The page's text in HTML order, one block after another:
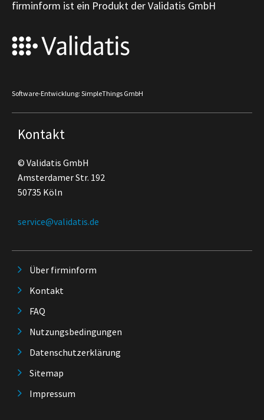
firminform ist ein Produkt der Validatis GmbH
Software-Entwicklung: SimpleThings GmbH
Kontakt
© Validatis GmbH
Amsterdamer Str. 192
50735 Köln
service@validatis.de
Über firminform
Kontakt
FAQ
Nutzungsbedingungen
Datenschutzerklärung
Sitemap
Impressum